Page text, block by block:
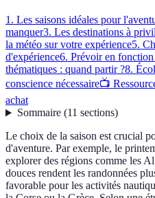
1. Les saisons idéales pour
manquer3. Les destinations à
la météo sur votre expérience5.
d'expérience6. Prévoir en fonction
thématiques : quand partir ?8.
conscience nécessaire📺
achat
Sommaire(11 sections)
Le choix de la saison est crucial
d'aventure. Par exemple, le
explorer des régions comme les
douces rendent les randonnées
favorable pour les activités